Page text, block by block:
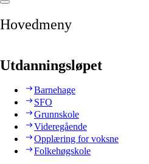
Hovedmeny
Utdanningsløpet
Barnehage
SFO
Grunnskole
Videregående
Opplæring for voksne
Folkehøgskole